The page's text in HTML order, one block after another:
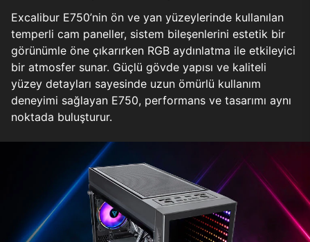
Excalibur E750’nin ön ve yan yüzeylerinde kullanılan
temperli cam paneller, sistem bileşenlerini estetik bir
görünümle öne çıkarırken RGB aydınlatma ile etkileyici
bir atmosfer sunar. Güçlü gövde yapısı ve kaliteli
yüzey detayları sayesinde uzun ömürlü kullanım
deneyimi sağlayan E750, performans ve tasarımı aynı
noktada buluşturur.